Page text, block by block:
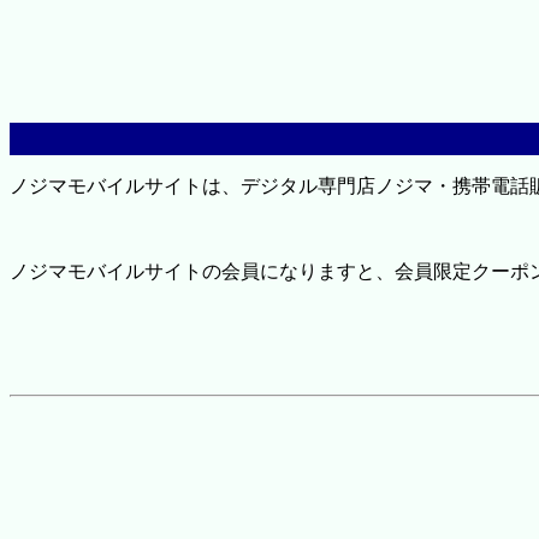
ノジマモバイルサイトは、デジタル専門店ノジマ・携帯電
ノジマモバイルサイトの会員になりますと、会員限定クー